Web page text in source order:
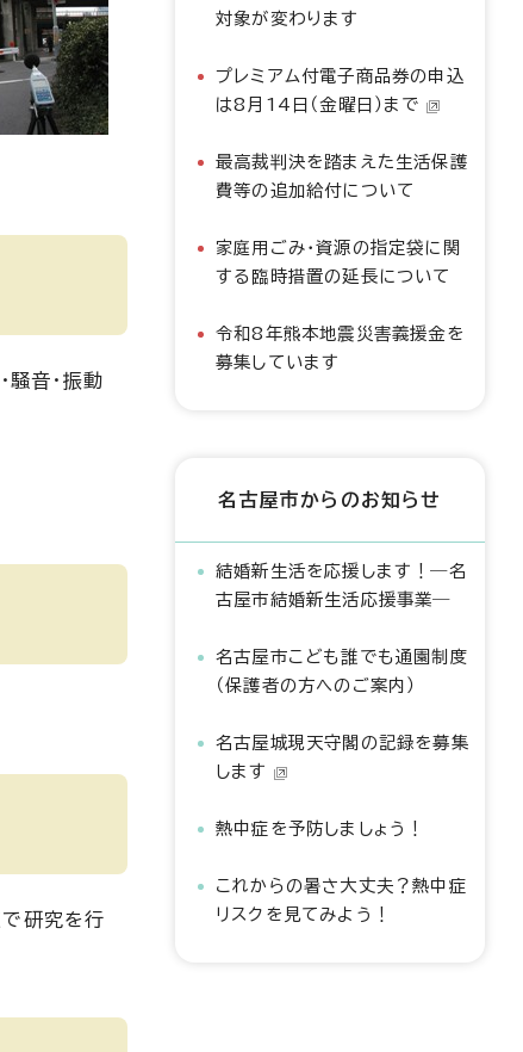
騒音・振動
研究を行
対象が変わります
プレミアム付電子商品券の申込
は8月14日（金曜日）まで
最高裁判決を踏まえた生活保護
費等の追加給付について
家庭用ごみ・資源の指定袋に関
する臨時措置の延長について
令和8年熊本地震災害義援金を
募集しています
名古屋市からのお知らせ
結婚新生活を応援します！―名
古屋市結婚新生活応援事業―
名古屋市こども誰でも通園制度
（保護者の方へのご案内）
名古屋城現天守閣の記録を募集
します
熱中症を予防しましょう！
これからの暑さ大丈夫？熱中症
リスクを見てみよう！